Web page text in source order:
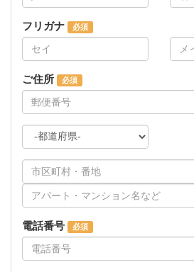
フリガナ
ご住所
電話番号